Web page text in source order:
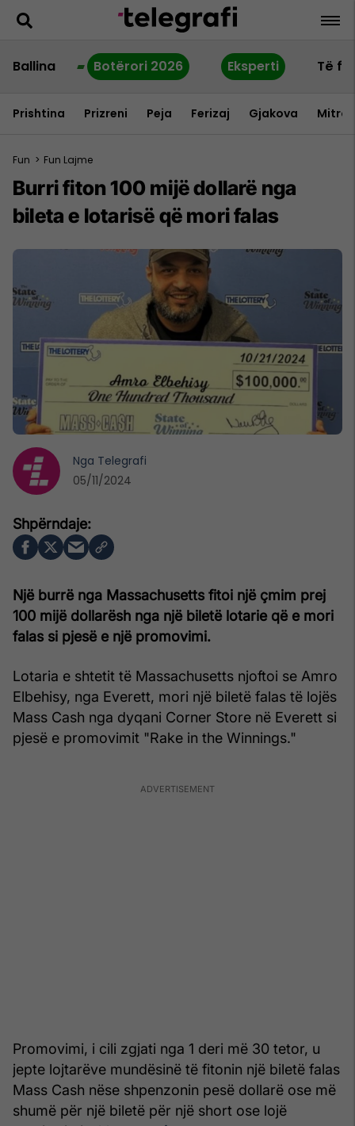
Ballina Botërori 2026 Eksperti Të
Prishtina Prizreni Peja Ferizaj Gjakova
Fun > Fun Lajme
Burri fiton 100 mijë dollarë nga
bileta e lotarisë që mori falas
Një burrë nga Massachusetts fitoi një çmim prej
100 mijë dollarësh nga një biletë lotarie që e mori
falas si pjesë e një promovimi.
Lotaria e shtetit të Massachusetts njoftoi se Amro
Elbehisy, nga Everett, mori një biletë falas të lojës
Mass Cash nga dyqani Corner Store në Everett si
pjesë e promovimit "Rake in the Winnings."
Promovimi, i cili zgjati nga 1 deri më 30 tetor, u
jepte lojtarëve mundësinë të fitonin një biletë falas
Mass Cash nëse shpenzonin pesë dollarë ose më
shumë për një biletë për një short ose lojë
Nga Telegrafi
05/11/2024